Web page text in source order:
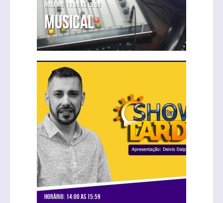
Horário: 13:00 as 15:00
Musical
Horário: 14:00 as 15:59